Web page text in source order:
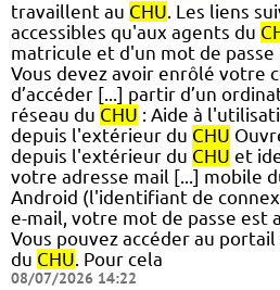
travaillent au CHU. Les liens
accessibles qu'aux agents du
matricule et d'un mot de
Vous devez avoir enrôlé votre
d’accéder [...] partir d’un
réseau du CHU : Aide à
depuis l'extérieur du CHU
depuis l'extérieur du CHU et
votre adresse mail [...] mobile
Android (l'identifiant de
e-mail, votre mot de passe est
Vous pouvez accéder au
du CHU. Pour cela
08/07/2026 14:22